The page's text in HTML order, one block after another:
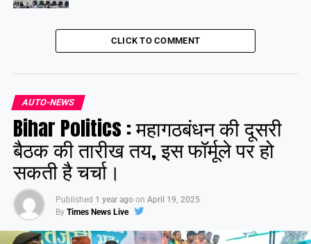
CLICK TO COMMENT
AUTO-NEWS
Bihar Politics : महागठबंधन की दूसरी
बैठक की तारीख तय, इस फॉर्मूले पर हो
सकती है चर्चा।
Published 1 year ago on April 19, 2025
By Times News Live